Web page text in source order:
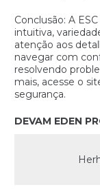
Conclusão: A
intuitiva,
atenção aos
navegar com
resolvendo
mais, acesse o
segurança.
DEVAM EDEN